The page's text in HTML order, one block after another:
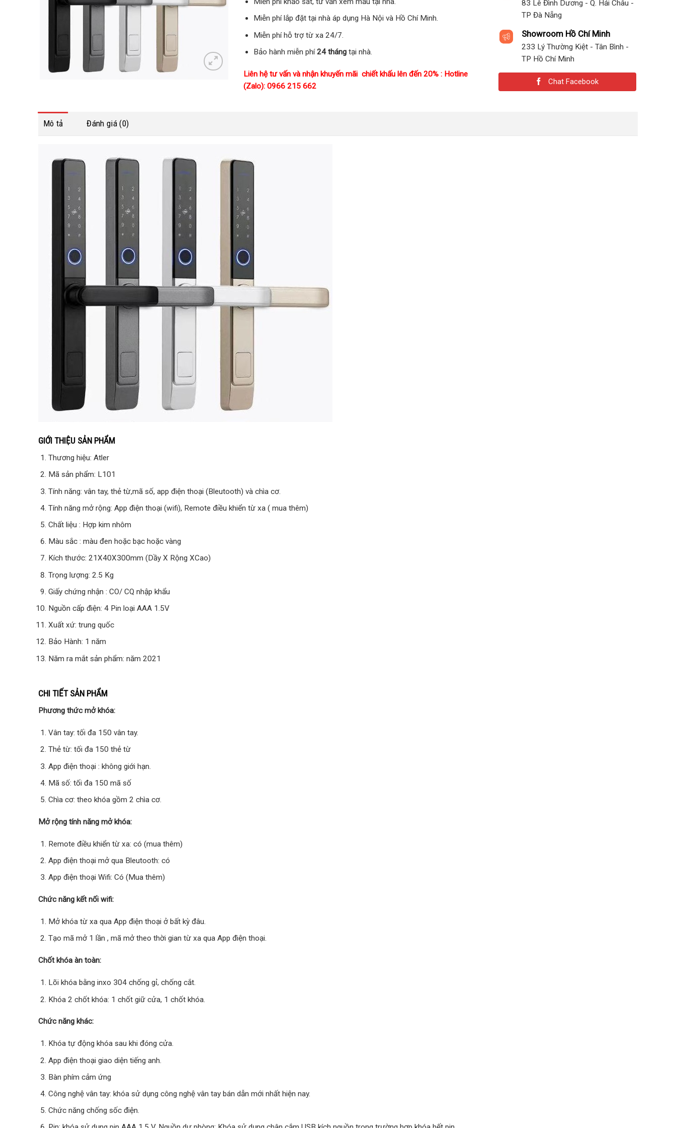
Miễn phí lắp đặt tại nhà áp dụng Hà Nội và Hồ Chí Minh.
Miễn phí hỗ trợ từ xa 24/7.
Bảo hành miễn phí24 tháng tại nhà.
Liên hệ tư vấn và nhận khuyến mãi chiết khấu lên đến 20% : Hotline
(Zalo): 0966 215 662
83 Lê Đình Dương - Q. Hải Châu -
TP Đà Nẵng
Showroom Hồ Chí Minh
233 Lý Thường Kiệt - Tân Bình -
TP Hồ Chí Minh
Chat Facebook
Mô tả Đánh giá (0)
GIỚI THIỆU SẢN PHẨM
Thương hiệu: Atler
Mã sản phẩm: L101
Tính năng: vân tay, thẻ từ,mã số, app điện thoại (Bleutooth) và chìa cơ.
Tính năng mở rộng: App điện thoại (wifi), Remote điều khiển từ xa ( mua thêm)
Chất liệu : Hợp kim nhôm
Màu sắc : màu đen hoặc bạc hoặc vàng
Kích thước: 21X40X300mm (Dầy X Rộng XCao)
Trọng lượng: 2.5 Kg
Giấy chứng nhận : CO/ CQ nhập khẩu
Nguồn cấp điện: 4 Pin loại AAA 1.5V
Xuất xứ: trung quốc
Bảo Hành: 1 năm
Năm ra mắt sản phẩm: năm 2021
CHI TIẾT SẢN PHẨM
Phương thức mở khóa:
Vân tay: tối đa 150 vân tay.
Thẻ từ: tối đa 150 thẻ từ
App điện thoại : không giới hạn.
Mã số: tối đa 150 mã số
Chìa cơ: theo khóa gồm 2 chìa cơ.
Mở rộng tính năng mở khóa:
Remote điều khiển từ xa: có (mua thêm)
App điện thoại mở qua Bleutooth: có
App điện thoại Wifi: Có (Mua thêm)
Chức năng kết nối wifi:
Mở khóa từ xa qua App điện thoại ở bất kỳ đâu.
Tạo mã mở 1 lần , mã mở theo thời gian từ xa qua App điện thoại.
Chốt khóa àn toàn:
Lõi khóa bằng inxo 304 chống gỉ, chống cắt.
Khóa 2 chốt khóa: 1 chốt giữ cửa, 1 chốt khóa.
Chức năng khác:
Khóa tự động khóa sau khi đóng cửa.
App điện thoại giao diện tiếng anh.
Bàn phím cảm ứng
Công nghệ vân tay: khóa sử dụng công nghệ vân tay bán dẫn mới nhất hiện nay.
Chức năng chống sốc điện.